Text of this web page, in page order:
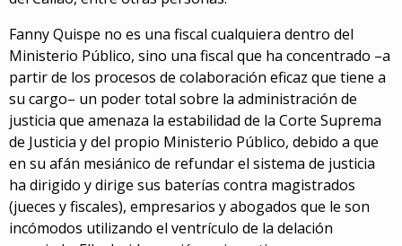
Fanny Quispe no es una fiscal cualquiera dentro del
Ministerio Público, sino una fiscal que ha concentrado –a
partir de los procesos de colaboración eficaz que tiene a
su cargo– un poder total sobre la administración de
justicia que amenaza la estabilidad de la Corte Suprema
de Justicia y del propio Ministerio Público, debido a que
en su afán mesiánico de refundar el sistema de justicia
ha dirigido y dirige sus baterías contra magistrados
(jueces y fiscales), empresarios y abogados que le son
incómodos utilizando el ventrículo de la delación